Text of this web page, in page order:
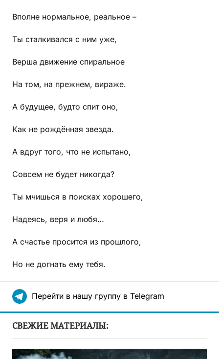
Вполне нормальное, реальное –
Ты сталкивался с ним уже,
Верша движение спиральное
На том, на прежнем, вираже.
А будущее, будто спит оно,
Как не рождённая звезда.
А вдруг того, что не испытано,
Совсем не будет никогда?
Ты мчишься в поисках хорошего,
Надеясь, веря и любя…
А счастье просится из прошлого,
Но не догнать ему тебя.
Перейти в нашу группу в Telegram
СВЕЖИЕ МАТЕРИАЛЫ: